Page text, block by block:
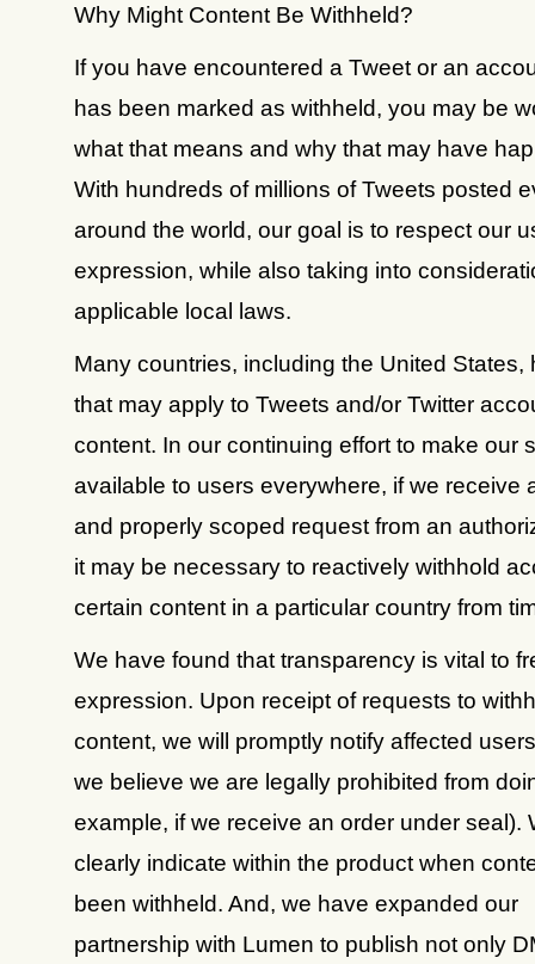
Why Might Content Be Withheld?
If you have encountered a Tweet or an
has been marked as withheld, you may be
what that means and why that may have
With hundreds of millions of Tweets posted
around the world, our goal is to respect our
expression, while also taking into
applicable local laws.
Many countries, including the United States,
that may apply to Tweets and/or Twitter
content. In our continuing effort to make our
available to users everywhere, if we receive
and properly scoped request from an
it may be necessary to reactively withhold
certain content in a particular country from
We have found that transparency is vital to
expression. Upon receipt of requests to
content, we will promptly notify affected
we believe we are legally prohibited from
example, if we receive an order under seal).
clearly indicate within the product when
been withheld. And, we have expanded our
partnership with Lumen to publish not only